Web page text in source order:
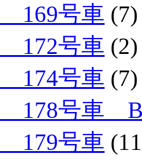
169号車 (7)
172号車 (2)
174号車 (7)
178号車
179号車